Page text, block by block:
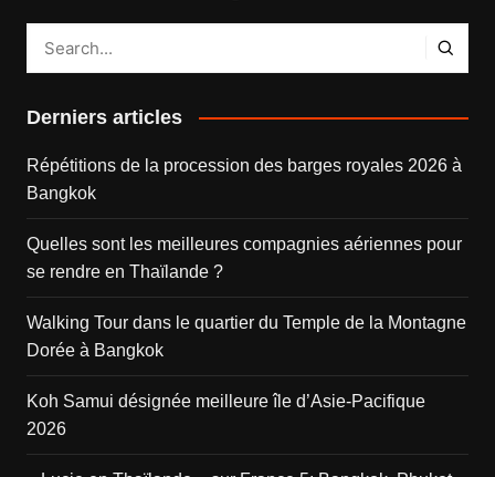
Derniers articles
Répétitions de la procession des barges royales 2026 à
Bangkok
Quelles sont les meilleures compagnies aériennes pour
se rendre en Thaïlande ?
Walking Tour dans le quartier du Temple de la Montagne
Dorée à Bangkok
Koh Samui désignée meilleure île d’Asie-Pacifique
2026